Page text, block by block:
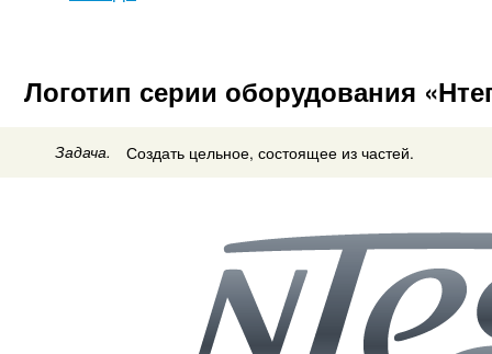
Логотип серии оборудования
Задача. Создать цельное, состоящее из частей.